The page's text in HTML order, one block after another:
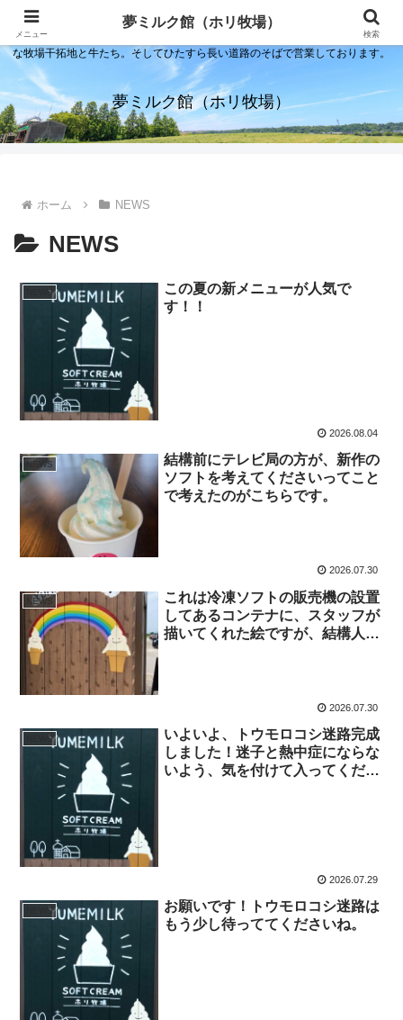
夢ミルク館！それは石川の金沢の隣にある内灘町にあるソフトクリーム屋で
す。日本海のすぐそばで展開する当店は、まるで小京都ならぬ小北海道のよう
な牧場干拓地と牛たち。そしてひたすら長い道路のそばで営業しております。
夢ミルク館（ホリ牧場）
ホーム NEWS
NEWS
NEWS
この夏の新メニューが人気で
す！！
2026.08.04
NEWS
結構前にテレビ局の方が、新作の
ソフトを考えてくださいってこと
で考えたのがこちらです。
2026.07.30
NEWS
これは冷凍ソフトの販売機の設置
してあるコンテナに、スタッフが
描いてくれた絵ですが、結構人気
2026.07.30
NEWS
いよいよ、トウモロコシ迷路完成
しました！迷子と熱中症にならな
いよう、気を付けて入ってくださ
2026.07.29
NEWS
お願いです！トウモロコシ迷路は
もう少し待っててくださいね。
メニュー
夢ミルク館（ホリ牧場）
検索